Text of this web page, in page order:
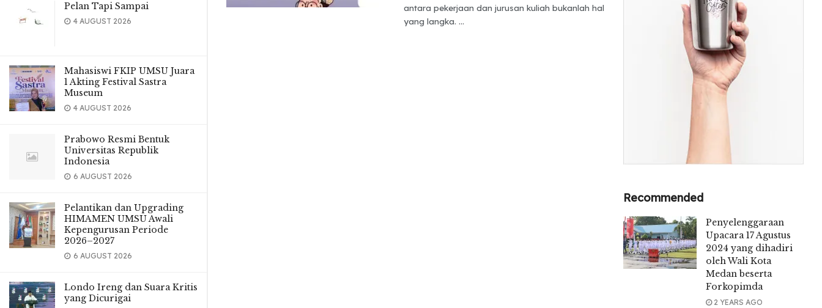
Pelan Tapi Sampai
4 AUGUST 2026
Mahasiswi FKIP UMSU Juara
1 Akting Festival Sastra
Museum
4 AUGUST 2026
Prabowo Resmi Bentuk
Universitas Republik
Indonesia
6 AUGUST 2026
Pelantikan dan Upgrading
HIMAMEN UMSU Awali
Kepengurusan Periode
2026–2027
6 AUGUST 2026
Londo Ireng dan Suara Kritis
yang Dicurigai
antara pekerjaan dan jurusan kuliah bukanlah hal
yang langka. ...
Recommended
Penyelenggaraan
Upacara 17 Agustus
2024 yang dihadiri
oleh Wali Kota
Medan beserta
Forkopimda
2 YEARS AGO